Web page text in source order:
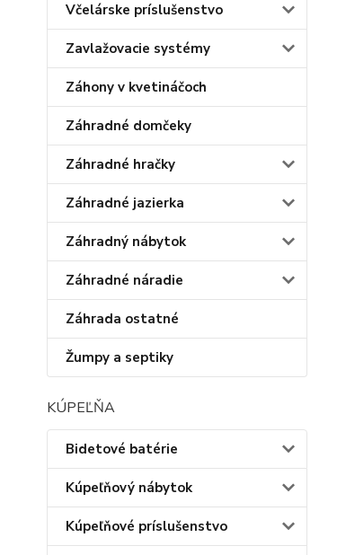
Včelárske príslušenstvo
Zavlažovacie systémy
Záhony v kvetináčoch
Záhradné domčeky
Záhradné hračky
Záhradné jazierka
Záhradný nábytok
Záhradné náradie
Záhrada ostatné
Žumpy a septiky
KÚPEĽŇA
Bidetové batérie
Kúpeľňový nábytok
Kúpeľňové príslušenstvo